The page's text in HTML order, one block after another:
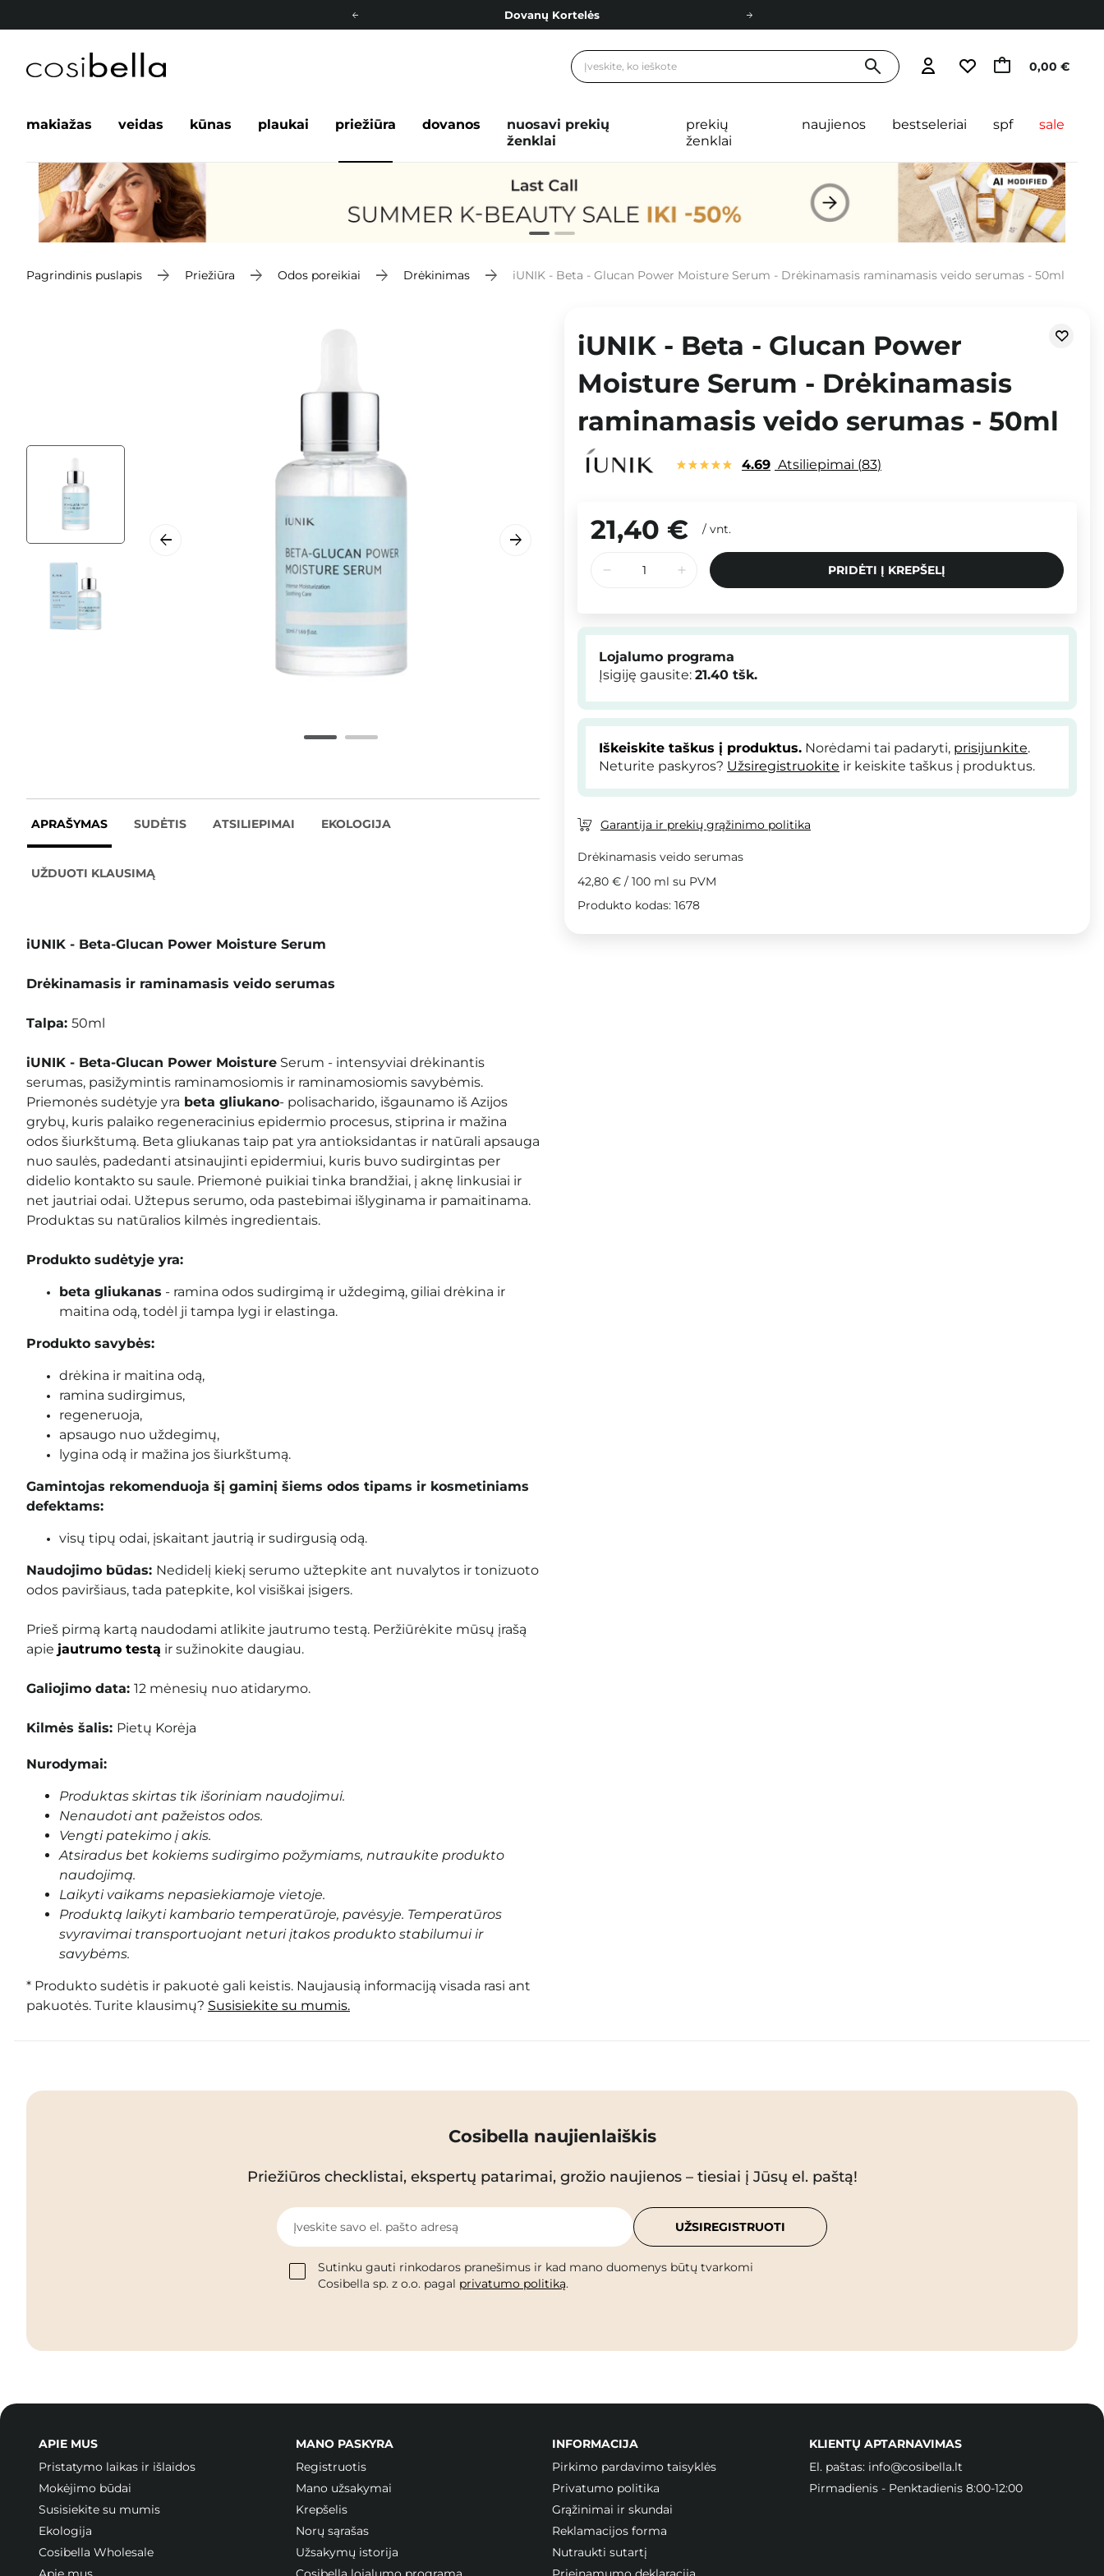
Dovanų Kortelės
Nemokamas pristatymas nuo 40,00 € 0,00 €
makiažas veidas kūnas plaukai priežiūra dovanos
nuosavi prekių
ženklai
prekių
ženklai
naujienos bestseleriai spf sale
Pagrindinis puslapis Priežiūra Odos poreikiai Drėkinimas iUNIK - Beta - Glucan Power Moisture Serum - Drėkinamasis raminamasis veido serumas - 50ml
APRAŠYMAS SUDĖTIS ATSILIEPIMAI EKOLOGIJA
UŽDUOTI KLAUSIMĄ
iUNIK - Beta-Glucan Power Moisture Serum
Drėkinamasis ir raminamasis veido serumas
Talpa: 50ml
iUNIK - Beta-Glucan Power Moisture Serum - intensyviai drėkinantis
serumas, pasižymintis raminamosiomis ir raminamosiomis savybėmis.
Priemonės sudėtyje yra beta gliukano- polisacharido, išgaunamo iš Azijos
grybų, kuris palaiko regeneracinius epidermio procesus, stiprina ir mažina
odos šiurkštumą. Beta gliukanas taip pat yra antioksidantas ir natūrali apsauga
nuo saulės, padedanti atsinaujinti epidermiui, kuris buvo sudirgintas per
didelio kontakto su saule. Priemonė puikiai tinka brandžiai, į aknę linkusiai ir
net jautriai odai. Užtepus serumo, oda pastebimai išlyginama ir pamaitinama.
Produktas su natūralios kilmės ingredientais.
Produkto sudėtyje yra:
beta gliukanas - ramina odos sudirgimą ir uždegimą, giliai drėkina ir
maitina odą, todėl ji tampa lygi ir elastinga.
Produkto savybės:
drėkina ir maitina odą,
ramina sudirgimus,
regeneruoja,
apsaugo nuo uždegimų,
lygina odą ir mažina jos šiurkštumą.
Gamintojas rekomenduoja šį gaminį šiems odos tipams ir kosmetiniams
defektams:
visų tipų odai, įskaitant jautrią ir sudirgusią odą.
Naudojimo būdas: Nedidelį kiekį serumo užtepkite ant nuvalytos ir tonizuoto
odos paviršiaus, tada patepkite, kol visiškai įsigers.
Prieš pirmą kartą naudodami atlikite jautrumo testą. Peržiūrėkite mūsų įrašą
apie jautrumo testą ir sužinokite daugiau.
Galiojimo data: 12 mėnesių nuo atidarymo.
Kilmės šalis: Pietų Korėja
Nurodymai:
Produktas skirtas tik išoriniam naudojimui.
Nenaudoti ant pažeistos odos.
Vengti patekimo į akis.
Atsiradus bet kokiems sudirgimo požymiams, nutraukite produkto
naudojimą.
Laikyti vaikams nepasiekiamoje vietoje.
Produktą laikyti kambario temperatūroje, pavėsyje. Temperatūros
svyravimai transportuojant neturi įtakos produkto stabilumui ir
savybėms.
* Produkto sudėtis ir pakuotė gali keistis. Naujausią informaciją visada rasi ant
pakuotės. Turite klausimų? Susisiekite su mumis.
iUNIK - Beta - Glucan Power
Moisture Serum - Drėkinamasis
raminamasis veido serumas - 50ml
4.69 Atsiliepimai 83
21,40 € / vnt.
PRIDĖTI Į KREPŠELĮ
Lojalumo programa
Įsigiję gausite: 21.40 tšk.
Iškeiskite taškus į produktus. Norėdami tai padaryti, prisijunkite.
Neturite paskyros? Užsiregistruokite ir keiskite taškus į produktus.
Garantija ir prekių grąžinimo politika
Drėkinamasis veido serumas
42,80 € / 100 ml su PVM
Produkto kodas: 1678
Cosibella naujienlaiškis
Priežiūros checklistai, ekspertų patarimai, grožio naujienos – tiesiai į Jūsų el. paštą!
Įveskite savo el. pašto adresą
Sutinku gauti rinkodaros pranešimus ir kad mano duomenys būtų tvarkomi
Cosibella sp. z o.o. pagal privatumo politiką.
UŽSIREGISTRUOTI
APIE MUS
Pristatymo laikas ir išlaidos
Mokėjimo būdai
Susisiekite su mumis
Ekologija
Cosibella Wholesale
MANO PASKYRA
Registruotis
Mano užsakymai
Krepšelis
Norų sąrašas
Užsakymų istorija
INFORMACIJA
Pirkimo pardavimo taisyklės
Privatumo politika
Grąžinimai ir skundai
Reklamacijos forma
Nutraukti sutartį
KLIENTŲ APTARNAVIMAS
El. paštas: info@cosibella.lt
Pirmadienis - Penktadienis 8:00-12:00